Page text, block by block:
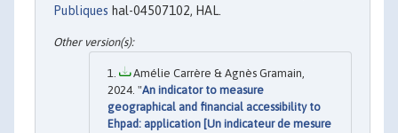
Publiques hal-04507102, HAL.
Amélie Carrère & Agnès Gramain,
2024. "An indicator to measure
geographical and financial accessibility to
Ehpad: application [Un indicateur de mesure